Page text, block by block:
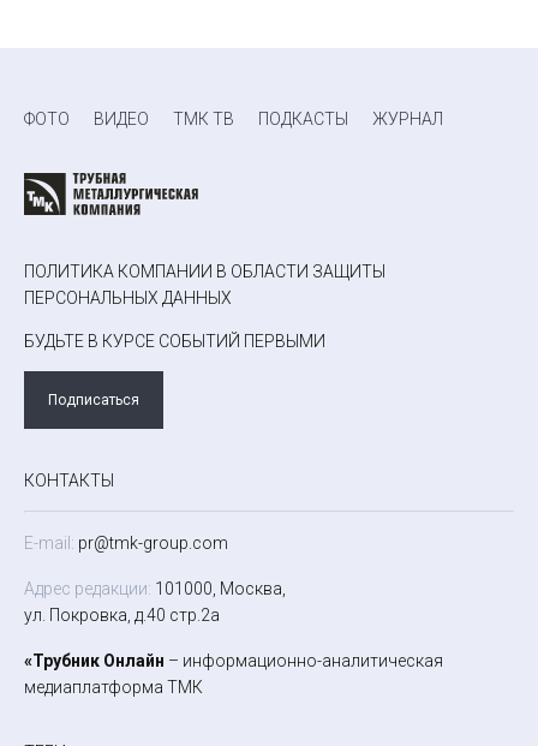
ФОТО ВИДЕО ТМК ТВ ПОДКАСТЫ ЖУРНАЛ
ПОЛИТИКА КОМПАНИИ В ОБЛАСТИ ЗАЩИТЫ
ПЕРСОНАЛЬНЫХ ДАННЫХ
БУДЬТЕ В КУРСЕ СОБЫТИЙ ПЕРВЫМИ
Подписаться
КОНТАКТЫ
E-mail: pr@tmk-group.com
Адрес редакции: 101000, Москва,
ул. Покровка, д.40 стр.2а
«Трубник Онлайн – информационно-аналитическая
медиаплатформа ТМК